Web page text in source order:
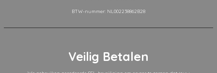
BTW-nummer: NL002238862B28
Veilig Betalen